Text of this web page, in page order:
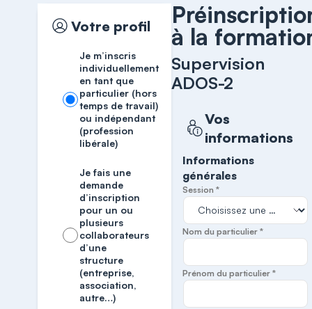
Votre profil
Je m’inscris
individuellement
en tant que
particulier (hors
temps de travail)
ou indépendant
(profession
libérale)
Je fais une
demande
d’inscription
pour un ou
plusieurs
collaborateurs
d’une
structure
(entreprise,
association,
autre…)
à la
Supervision
ADOS-2
Vos
informations
Informations
générales
Session *
Nom du particulier *
Prénom du particulier *